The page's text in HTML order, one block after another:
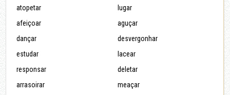
atopetar
lugar
afeiçoar
aguçar
dançar
desvergonhar
estudar
lacear
responsar
deletar
arrasoirar
meaçar